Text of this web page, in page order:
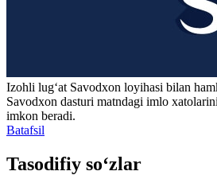
Izohli lugʻat Savodxon loyihasi bilan
Savodxon dasturi matndagi imlo
imkon beradi.
Batafsil
Tasodifiy so‘zlar